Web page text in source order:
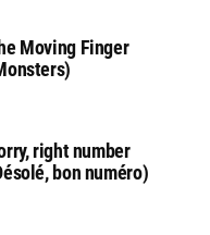
Moving Finger
right number
bon numéro)